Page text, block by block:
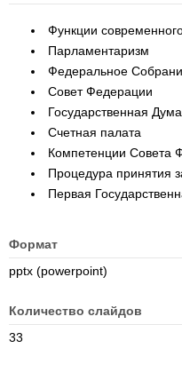
Функции
Парламентаризм
Федеральное
Совет Федерации
Государственная Дума
Счетная палата
Компетенции Совета
Процедура принятия
Первая
Формат
pptx (powerpoint)
Количество слайдов
33